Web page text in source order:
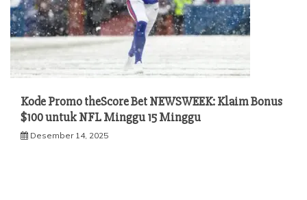
Kode Promo theScore Bet NEWSWEEK: Klaim Bonus
$100 untuk NFL Minggu 15 Minggu
Desember 14, 2025